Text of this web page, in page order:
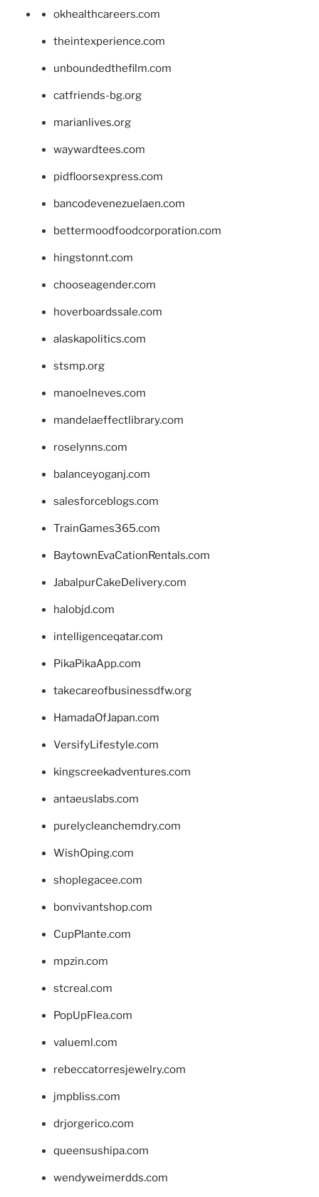
okhealthcareers.com
theintexperience.com
unboundedthefilm.com
catfriends-bg.org
marianlives.org
waywardtees.com
pidfloorsexpress.com
bancodevenezuelaen.com
bettermoodfoodcorporation.com
hingstonnt.com
chooseagender.com
hoverboardssale.com
alaskapolitics.com
stsmp.org
manoelneves.com
mandelaeffectlibrary.com
roselynns.com
balanceyoganj.com
salesforceblogs.com
TrainGames365.com
BaytownEvaCationRentals.com
JabalpurCakeDelivery.com
halobjd.com
intelligenceqatar.com
PikaPikaApp.com
takecareofbusinessdfw.org
HamadaOfJapan.com
VersifyLifestyle.com
kingscreekadventures.com
antaeuslabs.com
purelycleanchemdry.com
WishOping.com
shoplegacee.com
bonvivantshop.com
CupPlante.com
mpzin.com
stcreal.com
PopUpFlea.com
valueml.com
rebeccatorresjewelry.com
jmpbliss.com
drjorgerico.com
queensushipa.com
wendyweimerdds.com